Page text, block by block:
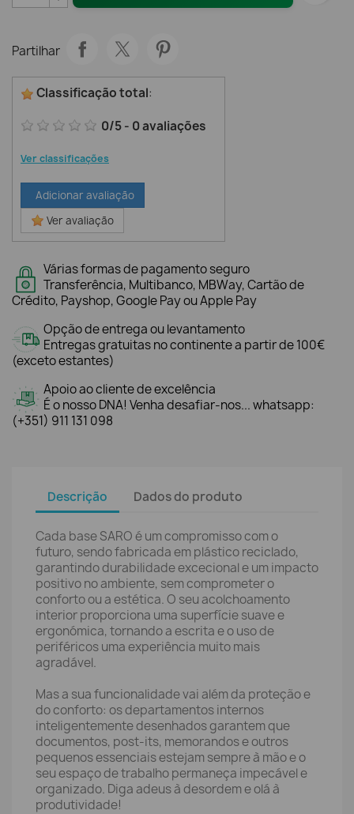
Partilhar
Classificação total:
0/5- 0avaliações
Ver classificações
Adicionar avaliação
Ver avaliação
Várias formas de pagamento seguro
Transferência, Multibanco, MBWay, Cartão de
Crédito, Payshop, Google Pay ou Apple Pay
Opção de entrega ou levantamento
Entregas gratuitas no continente a partir de 100€
(exceto estantes)
Apoio ao cliente de excelência
É o nosso DNA! Venha desafiar-nos... whatsapp:
(+351) 911 131 098
Descrição Dados do produto
Cada base SARO é um compromisso com o
futuro, sendo fabricada em plástico reciclado,
garantindo durabilidade excecional e um impacto
positivo no ambiente, sem comprometer o
conforto ou a estética. O seu acolchoamento
interior proporciona uma superfície suave e
ergonómica, tornando a escrita e o uso de
periféricos uma experiência muito mais
agradável.
Mas a sua funcionalidade vai além da proteção e
do conforto: os departamentos internos
inteligentemente desenhados garantem que
documentos, post-its, memorandos e outros
pequenos essenciais estejam sempre à mão e o
seu espaço de trabalho permaneça impecável e
organizado. Diga adeus à desordem e olá à
produtividade!